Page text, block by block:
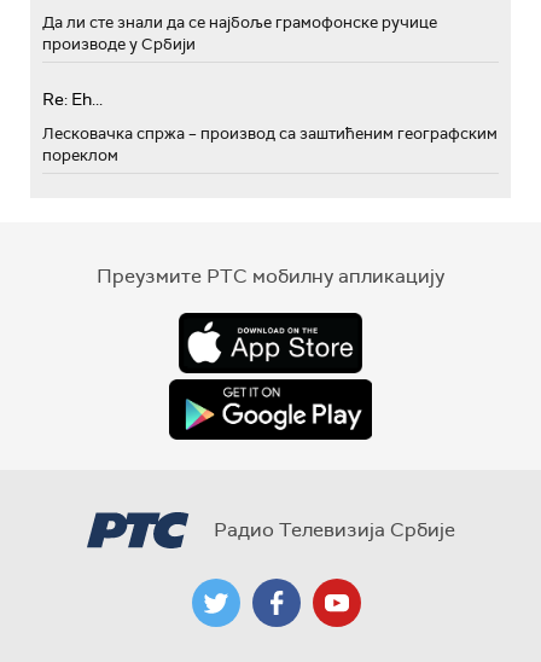
Да ли сте знали да се најбоље грамофонске ручице
производе у Србији
Re: Eh...
Лесковачка спржа – производ са заштићеним географским
пореклом
Преузмите РТС мобилну апликацију
Радио Телевизија Србије